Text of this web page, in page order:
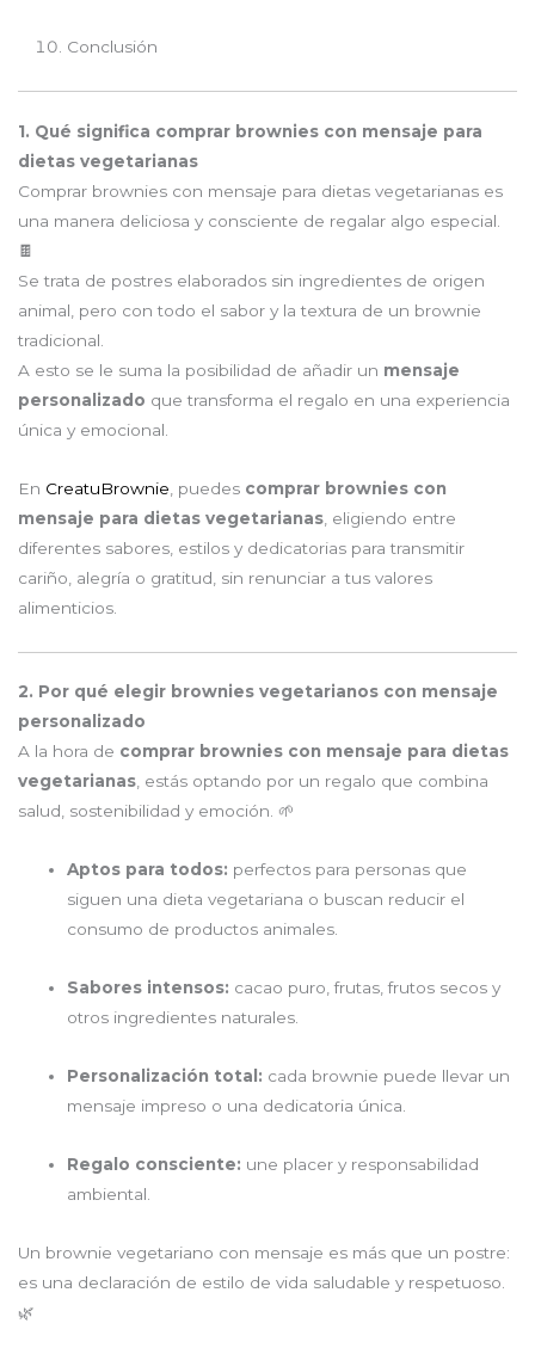
Conclusión
1. Qué significa comprar brownies con mensaje para
dietas vegetarianas
Comprar brownies con mensaje para dietas vegetarianas es
una manera deliciosa y consciente de regalar algo especial.
🍫
Se trata de postres elaborados sin ingredientes de origen
animal, pero con todo el sabor y la textura de un brownie
tradicional.
A esto se le suma la posibilidad de añadir un mensaje
personalizado que transforma el regalo en una experiencia
única y emocional.
En CreatuBrownie , puedes comprar brownies con
mensaje para dietas vegetarianas , eligiendo entre
diferentes sabores, estilos y dedicatorias para transmitir
cariño, alegría o gratitud, sin renunciar a tus valores
alimenticios.
2. Por qué elegir brownies vegetarianos con mensaje
personalizado
A la hora de comprar brownies con mensaje para dietas
vegetarianas, estás optando por un regalo que combina
salud, sostenibilidad y emoción. 🌱
Aptos para todos: perfectos para personas que
siguen una dieta vegetariana o buscan reducir el
consumo de productos animales.
Sabores intensos: cacao puro, frutas, frutos secos y
otros ingredientes naturales.
Personalización total: cada brownie puede llevar un
mensaje impreso o una dedicatoria única.
Regalo consciente: une placer y responsabilidad
ambiental.
Un brownie vegetariano con mensaje es más que un postre:
es una declaración de estilo de vida saludable y respetuoso.
🌿